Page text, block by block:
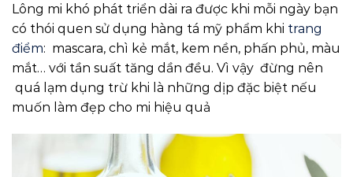
Lông mi khó phát triển dài ra được khi mỗi ngày bạn
có thói quen sử dụng hàng tá mỹ phẩm khi trang
điểm: mascara, chì kẻ mắt, kem nền, phấn phủ, màu
mắt… với tần suất tăng dần đều. Vì vậy đừng nên
quá lạm dụng trừ khi là những dịp đặc biệt nếu
muốn làm đẹp cho mi hiệu quả